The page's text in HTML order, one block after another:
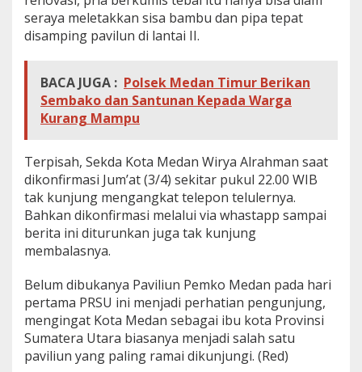
seraya meletakkan sisa bambu dan pipa tepat
disamping pavilun di lantai II.
BACA JUGA : Polsek Medan Timur Berikan
Sembako dan Santunan Kepada Warga
Kurang Mampu
Terpisah, Sekda Kota Medan Wirya Alrahman saat
dikonfirmasi Jum’at (3/4) sekitar pukul 22.00 WIB
tak kunjung mengangkat telepon telulernya.
Bahkan dikonfirmasi melalui via whastapp sampai
berita ini diturunkan juga tak kunjung
membalasnya.
Belum dibukanya Paviliun Pemko Medan pada hari
pertama PRSU ini menjadi perhatian pengunjung,
mengingat Kota Medan sebagai ibu kota Provinsi
Sumatera Utara biasanya menjadi salah satu
paviliun yang paling ramai dikunjungi. (Red)